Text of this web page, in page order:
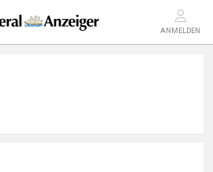
ANMELDEN